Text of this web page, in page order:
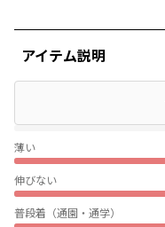
薄い
伸びない
普段着（通園・通学）
アイテム説明